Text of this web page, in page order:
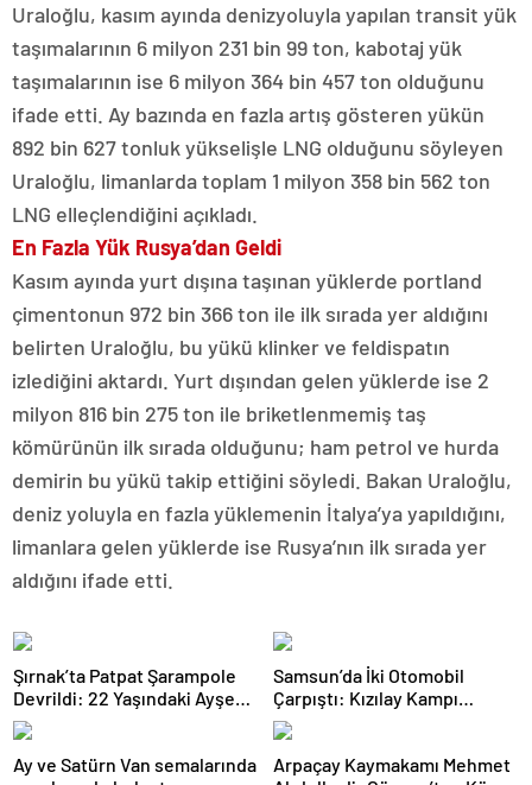
Uraloğlu, kasım ayında denizyoluyla yapılan transit yük
taşımalarının 6 milyon 231 bin 99 ton, kabotaj yük
taşımalarının ise 6 milyon 364 bin 457 ton olduğunu
ifade etti. Ay bazında en fazla artış gösteren yükün
892 bin 627 tonluk yükselişle LNG olduğunu söyleyen
Uraloğlu, limanlarda toplam 1 milyon 358 bin 562 ton
LNG elleçlendiğini açıkladı.
En Fazla Yük Rusya’dan Geldi
Kasım ayında yurt dışına taşınan yüklerde portland
çimentonun 972 bin 366 ton ile ilk sırada yer aldığını
belirten Uraloğlu, bu yükü klinker ve feldispatın
izlediğini aktardı. Yurt dışından gelen yüklerde ise 2
milyon 816 bin 275 ton ile briketlenmemiş taş
kömürünün ilk sırada olduğunu; ham petrol ve hurda
demirin bu yükü takip ettiğini söyledi. Bakan Uraloğlu,
deniz yoluyla en fazla yüklemenin İtalya’ya yapıldığını,
limanlara gelen yüklerde ise Rusya’nın ilk sırada yer
aldığını ifade etti.
Şırnak’ta Patpat Şarampole
Devrildi: 22 Yaşındaki Ayşe
Ece Hayatını Kaybetti, 3 Yaralı
Samsun’da İki Otomobil
Çarpıştı: Kızılay Kampı
Alanına Savrulan Araçtaki 1
Kişi Yaralandı
Ay ve Satürn Van semalarında
Arpaçay Kaymakamı Mehmet